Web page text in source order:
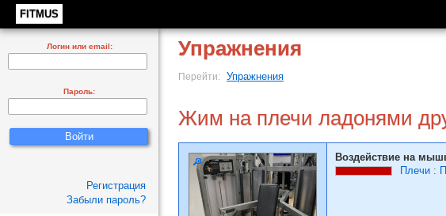
FITMUS
Упражнения
Перейти: Упражнения
Жим на плечи ладонями
Воздействие на
Плечи :
Логин или email:
Пароль:
Регистрация
Забыли пароль?